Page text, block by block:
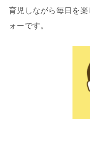
育児しながら毎日を
ォーです。